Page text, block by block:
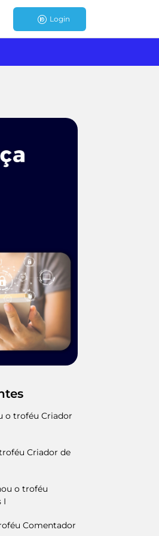
Login
o troféu Criador
Criador de
o troféu
I
Comentador